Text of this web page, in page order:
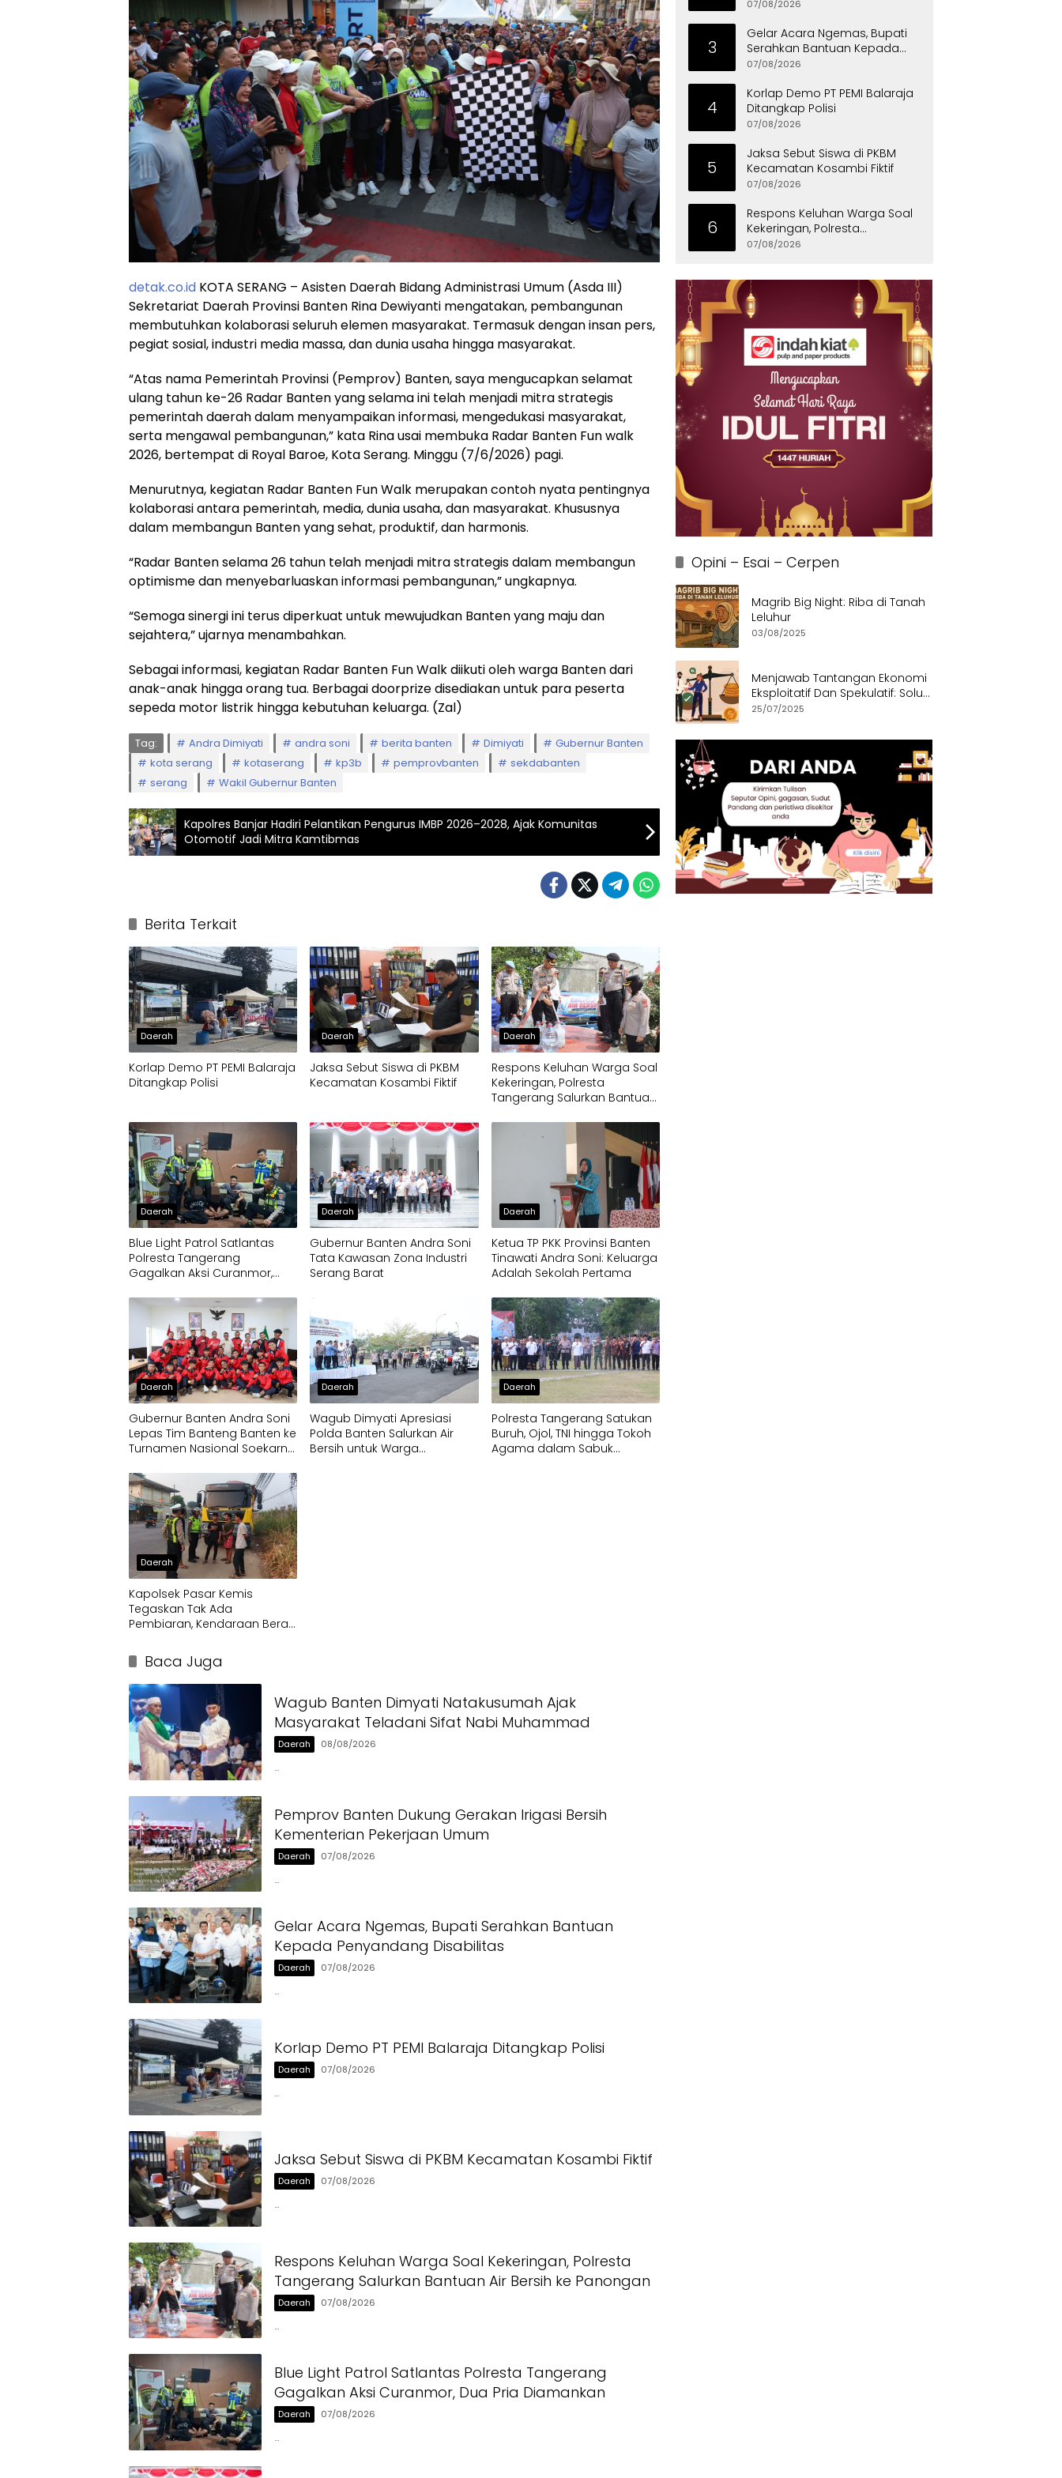
detak.co.id KOTA SERANG – Asisten Daerah Bidang Administrasi Umum (Asda III)
Sekretariat Daerah Provinsi Banten Rina Dewiyanti mengatakan, pembangunan
membutuhkan kolaborasi seluruh elemen masyarakat. Termasuk dengan insan pers,
pegiat sosial, industri media massa, dan dunia usaha hingga masyarakat.
“Atas nama Pemerintah Provinsi (Pemprov) Banten, saya mengucapkan selamat
ulang tahun ke-26 Radar Banten yang selama ini telah menjadi mitra strategis
pemerintah daerah dalam menyampaikan informasi, mengedukasi masyarakat,
serta mengawal pembangunan,” kata Rina usai membuka Radar Banten Fun walk
2026, bertempat di Royal Baroe, Kota Serang. Minggu (7/6/2026) pagi.
Menurutnya, kegiatan Radar Banten Fun Walk merupakan contoh nyata pentingnya
kolaborasi antara pemerintah, media, dunia usaha, dan masyarakat. Khususnya
dalam membangun Banten yang sehat, produktif, dan harmonis.
“Radar Banten selama 26 tahun telah menjadi mitra strategis dalam membangun
optimisme dan menyebarluaskan informasi pembangunan,” ungkapnya.
“Semoga sinergi ini terus diperkuat untuk mewujudkan Banten yang maju dan
sejahtera,” ujarnya menambahkan.
Sebagai informasi, kegiatan Radar Banten Fun Walk diikuti oleh warga Banten dari
anak-anak hingga orang tua. Berbagai doorprize disediakan untuk para peserta
sepeda motor listrik hingga kebutuhan keluarga. (Zal)
Tag: Andra Dimiyati andra soni berita banten Dimiyati
Gubernur Banten
kota serang
kotaserang kp3b pemprovbanten
sekdabanten
serang
Wakil Gubernur Banten
Kapolres Banjar Hadiri Pelantikan Pengurus IMBP 2026–2028, Ajak Komunitas
Otomotif Jadi Mitra Kamtibmas
Berita Terkait
Daerah
Korlap Demo PT PEMI Balaraja
Ditangkap Polisi
Daerah
Jaksa Sebut Siswa di PKBM
Kecamatan Kosambi Fiktif
Daerah
Respons Keluhan Warga Soal
Kekeringan, Polresta
Tangerang Salurkan Bantuan
Daerah
Blue Light Patrol Satlantas
Polresta Tangerang
Gagalkan Aksi Curanmor,
Daerah
Gubernur Banten Andra Soni
Tata Kawasan Zona Industri
Serang Barat
Daerah
Ketua TP PKK Provinsi Banten
Tinawati Andra Soni: Keluarga
Adalah Sekolah Pertama
Daerah
Gubernur Banten Andra Soni
Lepas Tim Banteng Banten ke
Turnamen Nasional Soekarno
Daerah
Wagub Dimyati Apresiasi
Polda Banten Salurkan Air
Bersih untuk Warga
Daerah
Polresta Tangerang Satukan
Buruh, Ojol, TNI hingga Tokoh
Agama dalam Sabuk
Daerah
Kapolsek Pasar Kemis
Tegaskan Tak Ada
Pembiaran, Kendaraan Berat
Ditertibkan
Baca Juga
Wagub Banten Dimyati Natakusumah Ajak
Masyarakat Teladani Sifat Nabi Muhammad
Daerah 08/08/2026
…
Pemprov Banten Dukung Gerakan Irigasi Bersih
Kementerian Pekerjaan Umum
Daerah 07/08/2026
…
Gelar Acara Ngemas, Bupati Serahkan Bantuan
Kepada Penyandang Disabilitas
Daerah 07/08/2026
…
Korlap Demo PT PEMI Balaraja Ditangkap Polisi
Daerah 07/08/2026
…
Jaksa Sebut Siswa di PKBM Kecamatan Kosambi Fiktif
Daerah 07/08/2026
…
Respons Keluhan Warga Soal Kekeringan, Polresta
Tangerang Salurkan Bantuan Air Bersih ke Panongan
Daerah 07/08/2026
…
Blue Light Patrol Satlantas Polresta Tangerang
Gagalkan Aksi Curanmor, Dua Pria Diamankan
Daerah 07/08/2026
…
07/08/2026
3
Gelar Acara Ngemas, Bupati
Serahkan Bantuan Kepada
Penyandang Disabilitas
07/08/2026
4
Korlap Demo PT PEMI Balaraja
Ditangkap Polisi
07/08/2026
5
Jaksa Sebut Siswa di PKBM
Kecamatan Kosambi Fiktif
07/08/2026
6
Respons Keluhan Warga Soal
Kekeringan, Polresta
Tangerang Salurkan Bantuan
07/08/2026
Opini – Esai – Cerpen
Magrib Big Night: Riba di Tanah
Leluhur
03/08/2025
Menjawab Tantangan Ekonomi
Eksploitatif Dan Spekulatif: Solusi
Etis dan Berkeadilan
25/07/2025